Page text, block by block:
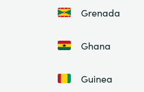
Grenada
Ghana
Guinea